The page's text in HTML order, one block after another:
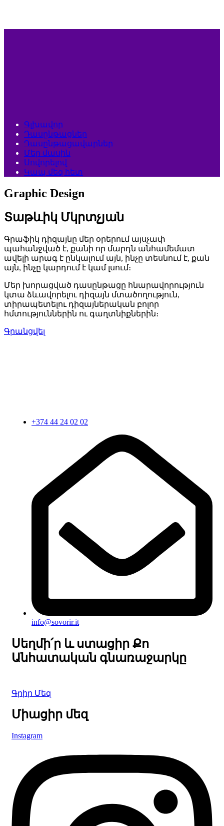
Գլխավոր
Դասընթացներ
Դասընթացավարներ
Մեր մասին
Սովորելով
Կապ մեզ հետ
Graphic Design
Տաթևիկ Մկրտչյան
Գրաֆիկ դիզայնը մեր օրերում այսչափ
պահանջված է, քանի որ մարդն անհամեմատ
ավելի արագ է ընկալում այն, ինչը տեսնում է, քան
այն, ինչը կարդում է կամ լսում։
Մեր խորացված դասընթացը հնարավորություն
կտա ձևավորելու դիզայն մտածողություն,
տիրապետելու դիզայներական բոլոր
հմտություններին ու գաղտնիքներին։
Գրանցվել
+374 44 24 02 02
info@sovorir.it
Սեղմի՛ր և ստացիր Քո
Անհատական գնառաջարկը
Գրիր Մեզ
Միացիր մեզ
Instagram